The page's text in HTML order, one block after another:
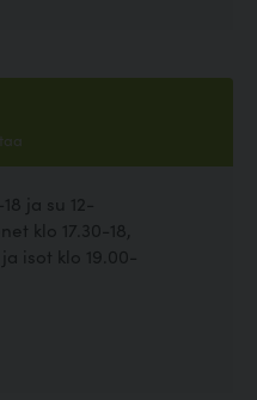
ja su 12-
klo 17.30-18,
ja isot klo 19.00-